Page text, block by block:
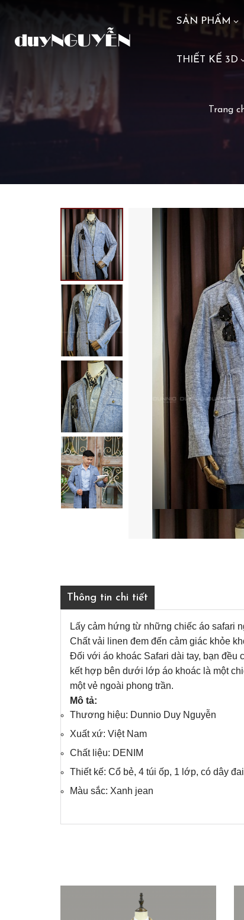
SẢN PHẨM
THIẾT KẾ 3D
Trang
Thông tin chi tiết
Lấy cảm hứng từ những chiếc áo safari
Chất vải linen đem đến cảm giác khỏe
Đối với áo khoác Safari dài tay, bạn đều
kết hợp bên dưới lớp áo khoác là một
một vẻ ngoài phong trần.
Mô tả:
Thương hiệu: Dunnio Duy Nguyễn
Xuất xứ: Việt Nam
Chất liệu: DENIM
Thiết kế: Cổ bẻ, 4 túi ốp, 1 lớp, có dây
Màu sắc: Xanh jean